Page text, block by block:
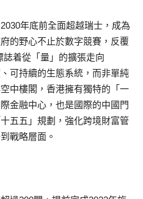
年底前全面超越瑞士，成為
的野心不止於數字競賽，反覆
着從「量」的擴張走向
可持續的生態系統，而非單純
中樓閣，香港擁有獨特的「一
金融中心，也是國際的中國門
五五」規劃，強化跨境財富管
戰略層面。